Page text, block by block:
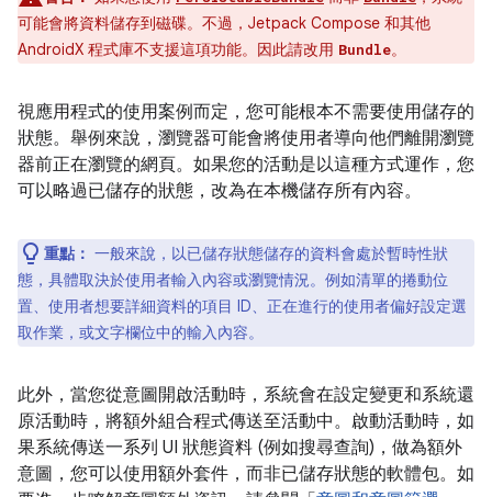
可能會將資料儲存到磁碟。不過，Jetpack Compose 和其他
AndroidX 程式庫不支援這項功能。因此請改用 Bundle。
視應用程式的使用案例而定，您可能根本不需要使用儲存的
狀態。舉例來說，瀏覽器可能會將使用者導向他們離開瀏覽
器前正在瀏覽的網頁。如果您的活動是以這種方式運作，您
可以略過已儲存的狀態，改為在本機儲存所有內容。
重點： 一般來說，以已儲存狀態儲存的資料會處於暫時性狀
態，具體取決於使用者輸入內容或瀏覽情況。例如清單的捲動位
置、使用者想要詳細資料的項目 ID、正在進行的使用者偏好設定選
取作業，或文字欄位中的輸入內容。
此外，當您從意圖開啟活動時，系統會在設定變更和系統還
原活動時，將額外組合程式傳送至活動中。啟動活動時，如
果系統傳送一系列 UI 狀態資料 (例如搜尋查詢)，做為額外
意圖，您可以使用額外套件，而非已儲存狀態的軟體包。如